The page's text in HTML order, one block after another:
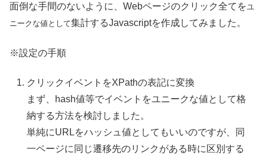
面倒な手間のないように、Webページのクリック全てをユ
ニークな値として集計するJavascriptを作成してみました。
※設定の手順
クリックイベントをXPathの表記に変換
まず、hash値等でイベントをユニークな値として格
納する方法を検討しました。
単純にURLをハッシュ値としてもいいのですが、同
一ページに同じ遷移先のリンクがある時に区別する